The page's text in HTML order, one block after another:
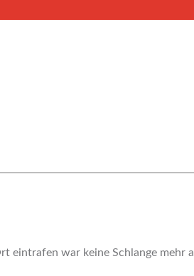
eintrafen war keine Schlange mehr